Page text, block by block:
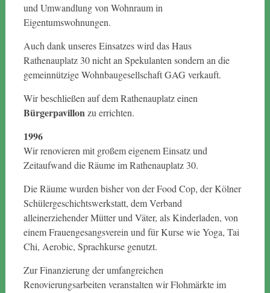
und Umwandlung von Wohnraum in
Eigentumswohnungen.
Auch dank unseres Einsatzes wird das Haus
Rathenauplatz 30 nicht an Spekulanten sondern an die
gemeinnützige Wohnbaugesellschaft GAG verkauft.
Wir beschließen auf dem Rathenauplatz einen
Bürgerpavillonzu errichten.
1996
Wir renovieren mit großem eigenem Einsatz und
Zeitaufwand die Räume im Rathenauplatz 30.
Die Räume wurden bisher von der Food Cop, der Kölner
Schülergeschichtswerkstatt, dem Verband
alleinerziehender Mütter und Väter, als Kinderladen, von
einem Frauengesangsverein und für Kurse wie Yoga, Tai
Chi, Aerobic, Sprachkurse genutzt.
Zur Finanzierung der umfangreichen
Renovierungsarbeiten veranstalten wir Flohmärkte im